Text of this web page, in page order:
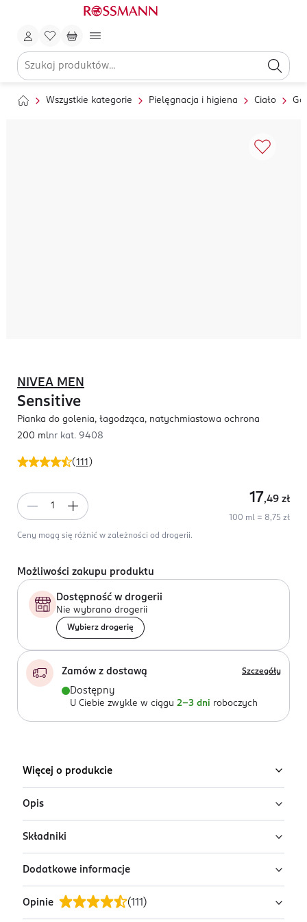
Wszystkie kategorie Pielęgnacja i higiena Ciało
(111 )
NIVEA MEN
Sensitive
Pianka do golenia, łagodząca, natychmiastowa ochrona
200 mlnr kat. 9408
17,49 zł
100 ml = 8,75 zł
Ceny mogą się różnić w zależności od drogerii.
Możliwości zakupu produktu
Dostępność w drogerii
Nie wybrano drogerii
Wybierz drogerię
Zamów z dostawą Szczegóły
Dostępny
U Ciebie zwykle w ciągu 2-3 dni roboczych
Więcej o produkcie
Opis
NIVEA MEN Sensitive łagodząca
pianka do golenia 200 ml
produkt do skóry wrażliwej, który chroni skórę twarzy
Składniki
Aqua, Isobutane, Glycerin, Triethanolamine, Laureth-23,
Palmitic Acid, Stearic Acid, Chamomilla Recutita Flower
Extract, Panthenol, Tocopheryl Acetate, Maltodextrin,
Dodatkowe informacje
PRZYGOTOWANIE I STOSOWANIE
Opinie (111 )